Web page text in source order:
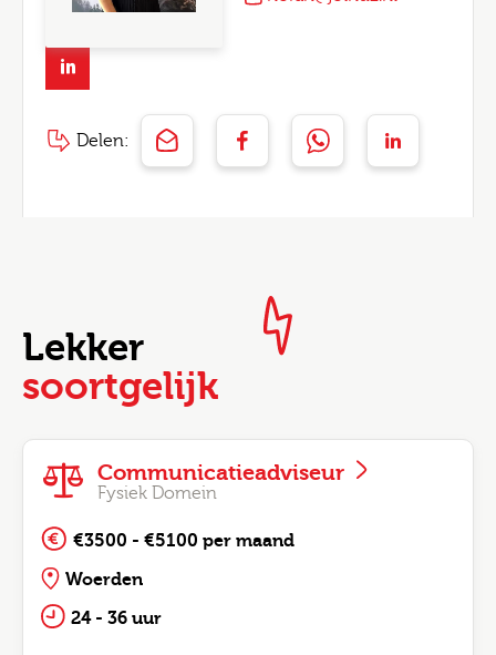
Delen:
Lekker
soortgelijk
Communicatieadviseur
Fysiek Domein
€3500 - €5100 per maand
Woerden
24 - 36 uur